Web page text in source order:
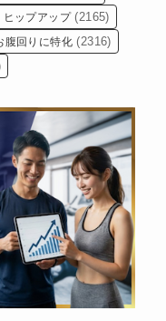
ヒップアップ (2165)
腹回りに特化 (2316)